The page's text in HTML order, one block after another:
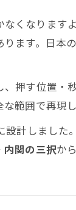
くなります
ます。日本
押す位置・
範囲で再現
計しまし
内関の三択か